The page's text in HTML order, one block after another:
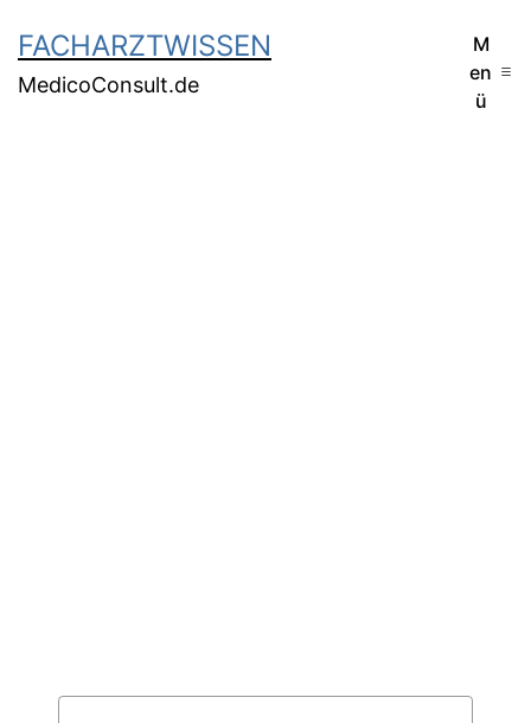
FACHARZTWISSEN
MedicoConsult.de
M
en
ü